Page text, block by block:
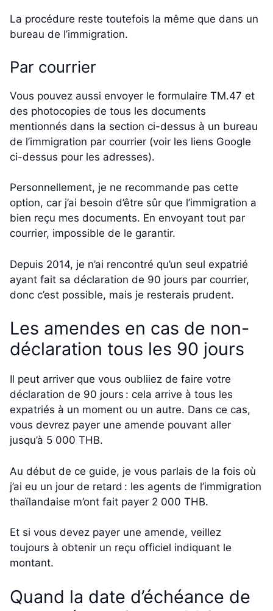
La procédure reste toutefois la même que dans un
bureau de l’immigration.
Par courrier
Vous pouvez aussi envoyer le formulaire TM.47 et
des photocopies de tous les documents
mentionnés dans la section ci-dessus à un bureau
de l’immigration par courrier (voir les liens Google
ci-dessus pour les adresses).
Personnellement, je ne recommande pas cette
option, car j’ai besoin d’être sûr que l’immigration a
bien reçu mes documents. En envoyant tout par
courrier, impossible de le garantir.
Depuis 2014, je n’ai rencontré qu’un seul expatrié
ayant fait sa déclaration de 90 jours par courrier,
donc c’est possible, mais je resterais prudent.
Les amendes en cas de non-
déclaration tous les 90 jours
Il peut arriver que vous oubliiez de faire votre
déclaration de 90 jours : cela arrive à tous les
expatriés à un moment ou un autre. Dans ce cas,
vous devrez payer une amende pouvant aller
jusqu’à 5 000 THB.
Au début de ce guide, je vous parlais de la fois où
j’ai eu un jour de retard : les agents de l’immigration
thaïlandaise m’ont fait payer 2 000 THB.
Et si vous devez payer une amende, veillez
toujours à obtenir un reçu officiel indiquant le
montant.
Quand la date d’échéance de